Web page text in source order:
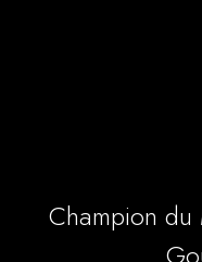
Champion